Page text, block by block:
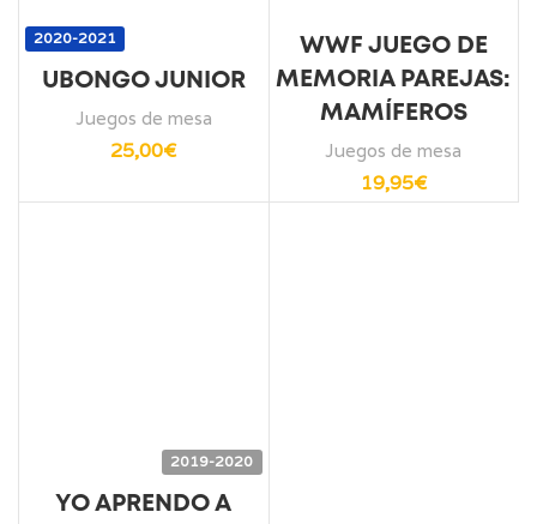
2020-2021
UBONGO JUNIOR
Juegos de mesa
25,00€
WWF JUEGO DE
MEMORIA PAREJAS:
MAMÍFEROS
Juegos de mesa
19,95€
2019-2020
YO APRENDO A